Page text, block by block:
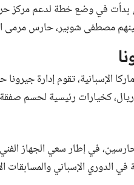
بدأت في وضع خطة لدعم مركز
مصطفى شوبير، حارس مرمى
الإسبانية، تقوم إدارة جيرونا
كخيارات رئيسية لحسم
في إطار سعي الجهاز
الدوري الإسباني والمسابقات